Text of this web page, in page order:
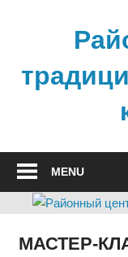
MENU
МАСТЕР-